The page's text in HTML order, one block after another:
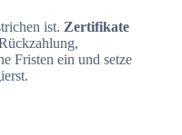
ist. Zertifikate
Fristen ein und setze